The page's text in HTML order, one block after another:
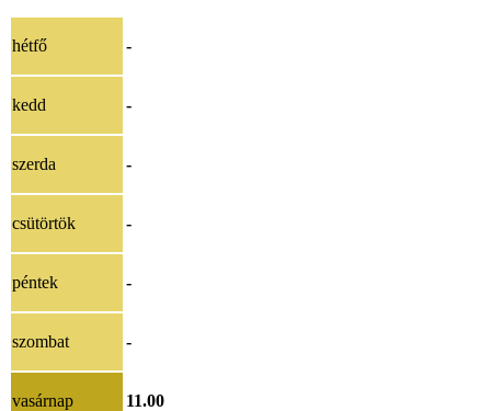
hétfő -
kedd -
szerda -
csütörtök -
péntek -
szombat -
vasárnap 11.00